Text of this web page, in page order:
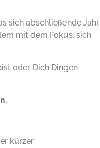
sich abschließende Jahr
mit dem Fokus, sich
oder Dich Dingen
kürzer.